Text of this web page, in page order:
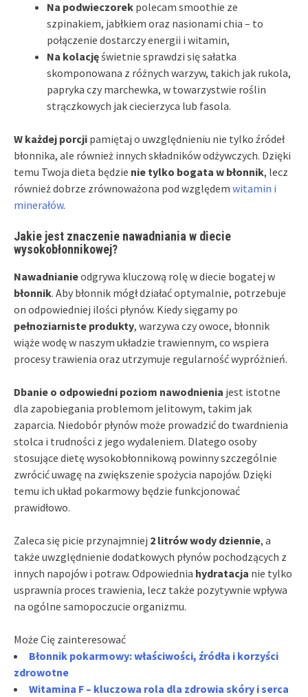
Na podwieczorek polecam smoothie ze
szpinakiem, jabłkiem oraz nasionami chia – to
połączenie dostarczy energii i witamin,
Na kolacjęświetnie sprawdzi się sałatka
skomponowana z różnych warzyw, takich jak rukola,
papryka czy marchewka, w towarzystwie roślin
strączkowych jak ciecierzyca lub fasola.
W każdej porcji pamiętaj o uwzględnieniu nie tylko źródeł
błonnika, ale również innych składników odżywczych. Dzięki
temu Twoja dieta będzie nie tylko bogata w błonnik, lecz
również dobrze zrównoważona pod względem witamin i
minerałów.
Jakie jest znaczenie nawadniania w diecie
wysokobłonnikowej?
Nawadnianieodgrywa kluczową rolę w diecie bogatej w
błonnik. Aby błonnik mógł działać optymalnie, potrzebuje
on odpowiedniej ilości płynów. Kiedy sięgamy po
pełnoziarniste produkty, warzywa czy owoce, błonnik
wiąże wodę w naszym układzie trawiennym, co wspiera
procesy trawienia oraz utrzymuje regularność wypróżnień.
Dbanie o odpowiedni poziom nawodnienia jest istotne
dla zapobiegania problemom jelitowym, takim jak
zaparcia. Niedobór płynów może prowadzić do twardnienia
stolca i trudności z jego wydaleniem. Dlatego osoby
stosujące dietę wysokobłonnikową powinny szczególnie
zwrócić uwagę na zwiększenie spożycia napojów. Dzięki
temu ich układ pokarmowy będzie funkcjonować
prawidłowo.
Zaleca się picie przynajmniej 2 litrów wody dziennie, a
także uwzględnienie dodatkowych płynów pochodzących z
innych napojów i potraw. Odpowiednia hydratacja nie tylko
usprawnia proces trawienia, lecz także pozytywnie wpływa
na ogólne samopoczucie organizmu.
Może Cię zainteresować
Błonnik pokarmowy: właściwości, źródła i korzyści
zdrowotne
Witamina F – kluczowa rola dla zdrowia skóry i serca